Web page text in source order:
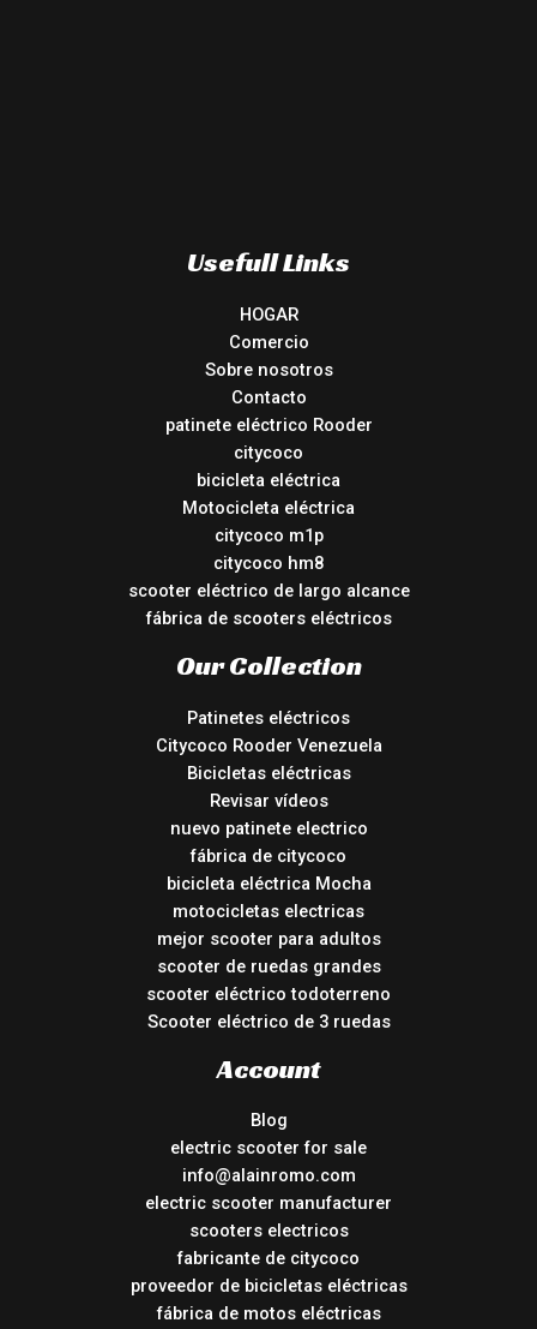
Usefull Links
HOGAR
Comercio
Sobre nosotros
Contacto
patinete eléctrico Rooder
citycoco
bicicleta eléctrica
Motocicleta eléctrica
citycoco m1p
citycoco hm8
scooter eléctrico de largo alcance
fábrica de scooters eléctricos
Our Collection
Patinetes eléctricos
Citycoco Rooder Venezuela
Bicicletas eléctricas
Revisar vídeos
nuevo patinete electrico
fábrica de citycoco
bicicleta eléctrica Mocha
motocicletas electricas
mejor scooter para adultos
scooter de ruedas grandes
scooter eléctrico todoterreno
Scooter eléctrico de 3 ruedas
Account
Blog
electric scooter for sale
info@alainromo.com
electric scooter manufacturer
scooters electricos
fabricante de citycoco
proveedor de bicicletas eléctricas
fábrica de motos eléctricas